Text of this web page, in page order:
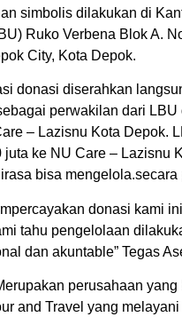
simbolis dilakukan di
Ruko Verbena Blok A.
City, Kota Depok.
donasi diserahkan
perwakilan dari LBU
– Lazisnu Kota Depok.
juta ke NU Care – Lazisnu
bisa mengelola.secara
donasi kami
tahu pengelolaan
dan akuntable” Tegas
perusahaan
and Travel yang